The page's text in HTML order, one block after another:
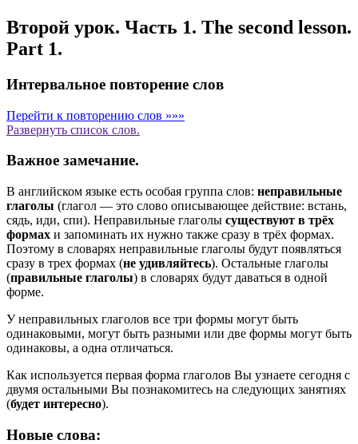
Второй урок. Часть 1. The second lesson.
Part 1.
Интервальное повторение слов
Перейти к повторению слов »»»
Развернуть список слов.
Важное замечание.
В английском языке есть особая группа слов: неправильные
глаголы (глагол — это слово описывающее действие: встань,
сядь, иди, спи). Неправильные глаголы существуют в трёх
формах и запоминать их нужно также сразу в трёх формах.
Поэтому в словарях неправильные глаголы будут появляться
сразу в трех формах (не удивляйтесь). Остальные глаголы
(правильные глаголы) в словарях будут даваться в одной
форме.
У неправильных глаголов все три формы могут быть
одинаковыми, могут быть разными или две формы могут быть
одинаковы, а одна отличаться.
Как используется первая форма глаголов Вы узнаете сегодня с
двумя остальными Вы познакомитесь на следующих занятиях
(будет интересно).
Новые слова: